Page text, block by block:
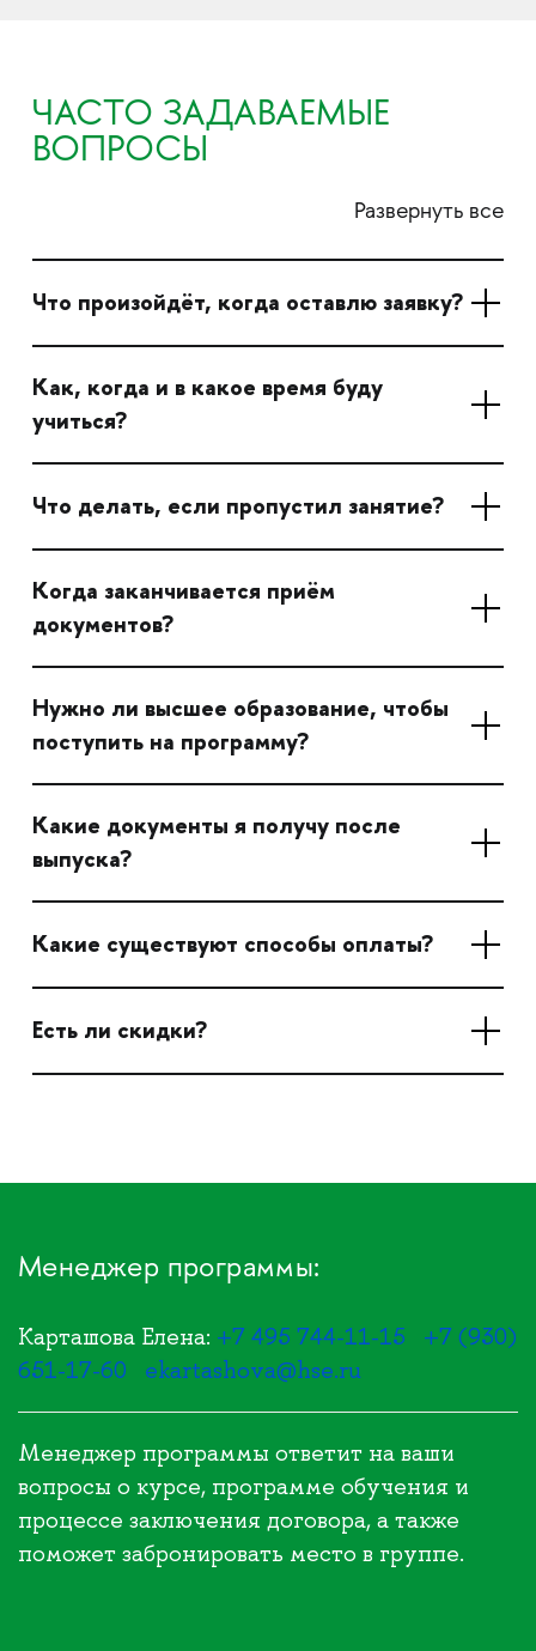
ЧАСТО ЗАДАВАЕМЫЕ
ВОПРОСЫ
Развернуть все
Что произойдёт, когда оставлю заявку?
Как, когда и в какое время буду
учиться?
Что делать, если пропустил занятие?
Когда заканчивается приём
документов?
Нужно ли высшее образование, чтобы
поступить на программу?
Какие документы я получу после
выпуска?
Какие существуют способы оплаты?
Есть ли скидки?
Менеджер программы:
Карташова Елена: +7 495 744-11-15
+7 (930)
651-17-60
ekartashova@hse.ru
Менеджер программы ответит на ваши
вопросы о курсе, программе обучения и
процессе заключения договора, а также
поможет забронировать место в группе.